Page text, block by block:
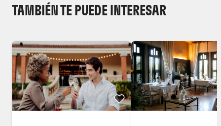
TAMBIÉN TE PUEDE INTERESAR